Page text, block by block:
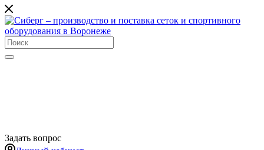
Задать вопрос